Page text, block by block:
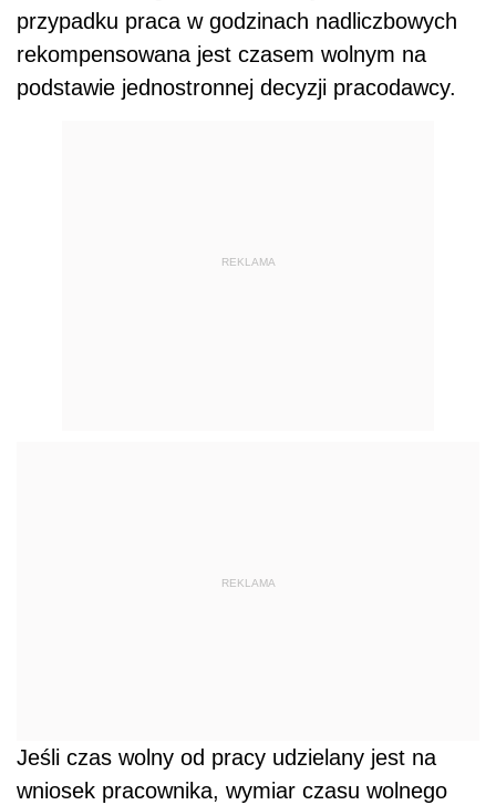
przypadku praca w godzinach nadliczbowych
rekompensowana jest czasem wolnym na
podstawie jednostronnej decyzji pracodawcy.
REKLAMA
REKLAMA
Jeśli czas wolny od pracy udzielany jest na
wniosek pracownika, wymiar czasu wolnego